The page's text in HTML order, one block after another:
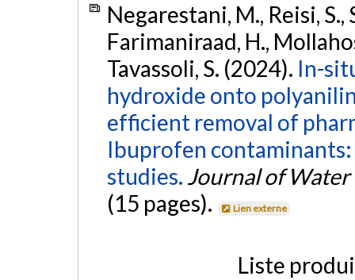
Negarestani, M., Reisi, S.,
Farimaniraad, H.,
Tavassoli, S. (2024). In-
hydroxide onto
efficient removal of
Ibuprofen
studies. Journal of Water
(15 pages).
Lien externe
Liste